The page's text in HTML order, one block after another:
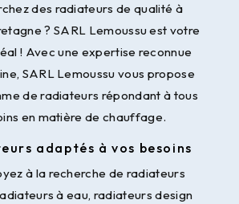
des radiateurs de qualité à
? SARL Lemoussu est votre
! Avec une expertise reconnue
SARL Lemoussu vous propose
de radiateurs répondant à tous
en matière de chauffage.
adaptés à vos besoins
à la recherche de radiateurs
à eau, radiateurs design